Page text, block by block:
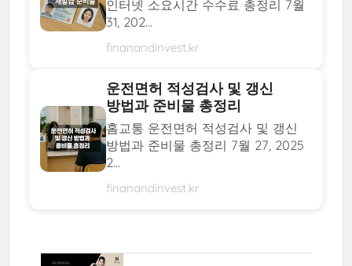
인터넷 소요시간 수수료 총정리 7월
31, 202...
finanandinvest.kr
운전면허 적성검사 및 갱신
방법과 준비물 총정리
홈교통 운전면허 적성검사 및 갱신
방법과 준비물 총정리 7월 27, 2025
2...
finanandinvest.kr